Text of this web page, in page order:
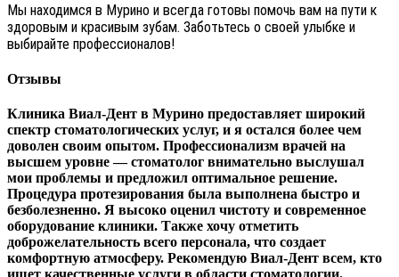
Мы находимся в Мурино и всегда готовы помочь вам на пути к
здоровым и красивым зубам. Заботьтесь о своей улыбке и
выбирайте профессионалов!
Отзывы
Клиника Виал-Дент в Мурино предоставляет широкий
спектр стоматологических услуг, и я остался более чем
доволен своим опытом. Профессионализм врачей на
высшем уровне — стоматолог внимательно выслушал
мои проблемы и предложил оптимальное решение.
Процедура протезирования была выполнена быстро и
безболезненно. Я высоко оценил чистоту и современное
оборудование клиники. Также хочу отметить
доброжелательность всего персонала, что создает
комфортную атмосферу. Рекомендую Виал-Дент всем, кто